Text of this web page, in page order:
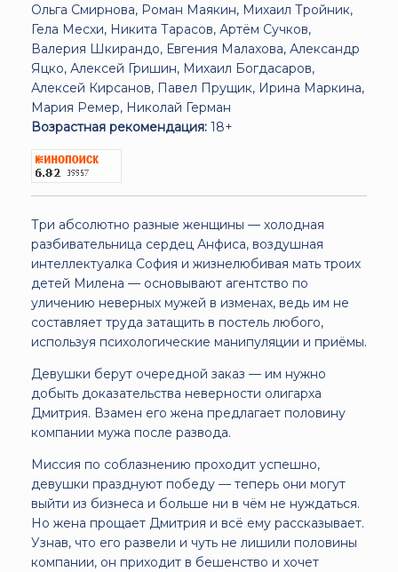
Ольга Смирнова, Роман Маякин, Михаил Тройник,
Гела Месхи, Никита Тарасов, Артём Сучков,
Валерия Шкирандо, Евгения Малахова, Александр
Яцко, Алексей Гришин, Михаил Богдасаров,
Алексей Кирсанов, Павел Прущик, Ирина Маркина,
Мария Ремер, Николай Герман
Возрастная рекомендация: 18+
Три абсолютно разные женщины — холодная
разбивательница сердец Анфиса, воздушная
интеллектуалка София и жизнелюбивая мать троих
детей Милена — основывают агентство по
уличению неверных мужей в изменах, ведь им не
составляет труда затащить в постель любого,
используя психологические манипуляции и приёмы.
Девушки берут очередной заказ — им нужно
добыть доказательства неверности олигарха
Дмитрия. Взамен его жена предлагает половину
компании мужа после развода.
Миссия по соблазнению проходит успешно,
девушки празднуют победу — теперь они могут
выйти из бизнеса и больше ни в чём не нуждаться.
Но жена прощает Дмитрия и всё ему рассказывает.
Узнав, что его развели и чуть не лишили половины
компании, он приходит в бешенство и хочет